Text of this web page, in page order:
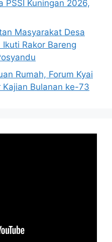
PSSI Kuningan 2026,
Masyarakat Desa
Rakor Bareng
Rumah, Forum Kyai
Kajian Bulanan ke-73